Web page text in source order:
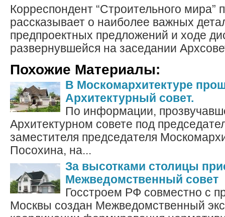
Корреспондент “Строительного мира”
рассказывает о наиболее важных
предпроектных предложений и ходе
развернувшейся на заседании
Похожие Материалы:
В Москомархитектуре
Архитектурный совет.
По информации,
Архитектурном совете под
заместителя председателя
Посохина, на...
За высотками столицы
Межведомственный совет
Госстроем РФ совместно с
Москвы создан Межведомственный